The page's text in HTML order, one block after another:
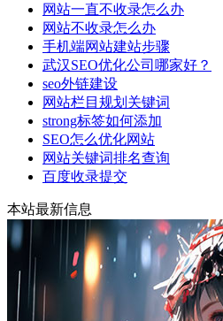
网站一直不收录怎么办
网站不收录怎么办
手机端网站建站步骤
武汉SEO优化公司哪家好？
seo外链建设
网站栏目规划关键词
strong标签如何添加
SEO怎么优化网站
网站关键词排名查询
百度收录提交
本站最新信息